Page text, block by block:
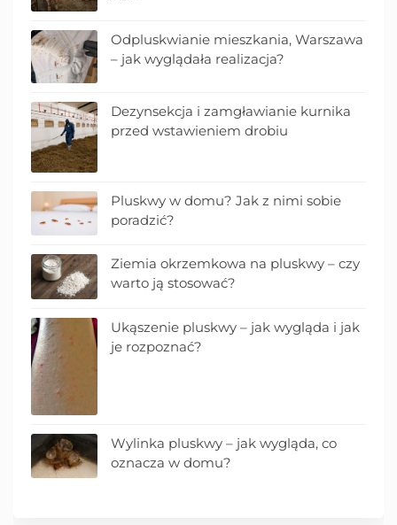
Odpluskwianie mieszkania, Warszawa
– jak wyglądała realizacja?
Dezynsekcja i zamgławianie kurnika
przed wstawieniem drobiu
Pluskwy w domu? Jak z nimi sobie
poradzić?
Ziemia okrzemkowa na pluskwy – czy
warto ją stosować?
Ukąszenie pluskwy – jak wygląda i jak
je rozpoznać?
Wylinka pluskwy – jak wygląda, co
oznacza w domu?